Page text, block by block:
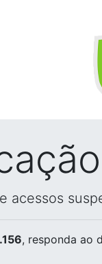
acessos
, responda ao